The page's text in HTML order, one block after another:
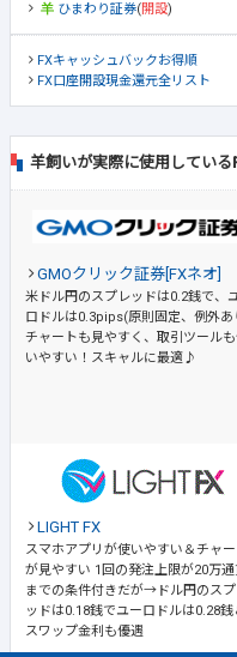
ひまわり証券(開設)
FXキャッシュバックお得順
FX口座開設現金還元全リスト
羊飼いが実際に使用している
GMOクリック証券[FXネオ]
米ドル円のスプレッドは0.2銭で、
ロドルは0.3pips(原則固定、例外あ
チャートも見やすく、取引ツール
いやすい！スキャルに最適♪
LIGHT FX
スマホアプリが使いやすい＆チャー
が見やすい 1回の発注上限が20万通
までの条件付きだが→ドル円のス
ッドは0.18銭でユーロドルは0.28銭
スワップ金利も優遇